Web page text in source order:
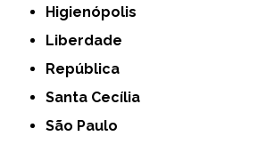
Higienópolis
Liberdade
República
Santa Cecília
São Paulo